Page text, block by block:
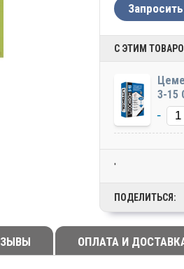
С ЭТИМ
3-15
'
ПОДЕЛИТЬСЯ:
ОПЛАТА И